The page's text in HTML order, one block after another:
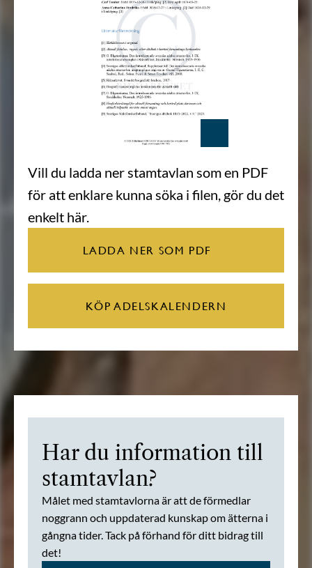
Vill du ladda ner stamtavlan som en PDF
för att enklare kunna söka i filen, gör du det
enkelt här.
LADDA NER SOM PDF
KÖP ADELSKALENDERN
Har du information till
stamtavlan?
Målet med stamtavlorna är att de förmedlar
noggrann och uppdaterad kunskap om ätterna i
gångna tider. Tack på förhand för ditt bidrag till
det!